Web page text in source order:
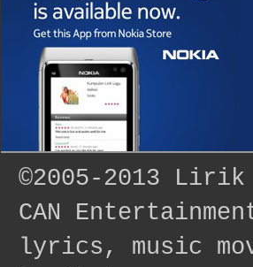
©2005-2013 Lirik
CAN
lyrics, music